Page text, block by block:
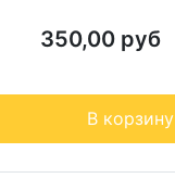
350,00 руб
В корзину